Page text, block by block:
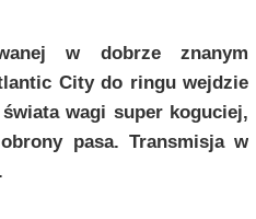
w dobrze znanym
City do ringu wejdzie
wagi super koguciej,
pasa. Transmisja w